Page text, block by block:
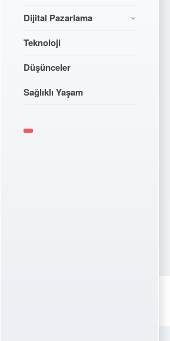
Dijital Pazarlama
Teknoloji
Düşünceler
Sağlıklı Yaşam